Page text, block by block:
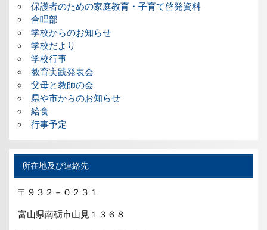
保護者のための家庭教育・子育て啓発資料
合唱部
学校からのお知らせ
学校だより
学校行事
教育実践発表会
父母と教師の会
県や市からのお知らせ
給食
行事予定
所在地及び連絡先
〒９３２－０２３１
富山県南砺市山見１３６８